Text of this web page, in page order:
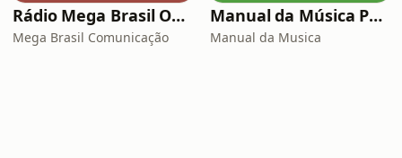
Rádio Mega Brasil Online
Mega Brasil Comunicação
Manual da Música Podcast
Manual da Musica